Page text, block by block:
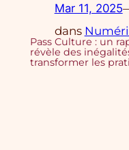
Mar 11, 2025
dans
Pass Culture : un
révèle des
transformer les